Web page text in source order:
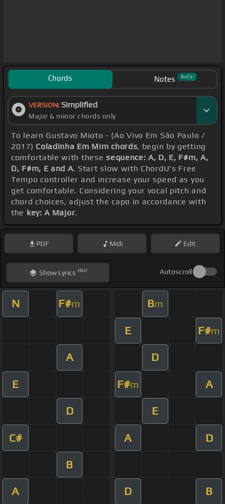
Chords Notes Beta
VERSION: Simplified
Major & minor chords only
To learn Gustavo Mioto - (Ao Vivo Em São Paulo /
2017) Coladinha Em Mim chords, begin by getting
comfortable with thesesequence: A, D, E, F#m, A,
D, F#m, E and A. Start slow with ChordU's Free
Tempo controller and increase your speed as you
get comfortable. Considering your vocal pitch and
chord choices, adjust the capo in accordance with
the key: A Major.
PDF Midi Edit
ShowLyrics Hint Autoscroll
N F#m Bm
E F#m
A D
E F#m A
D E
C# A D
B
A D B